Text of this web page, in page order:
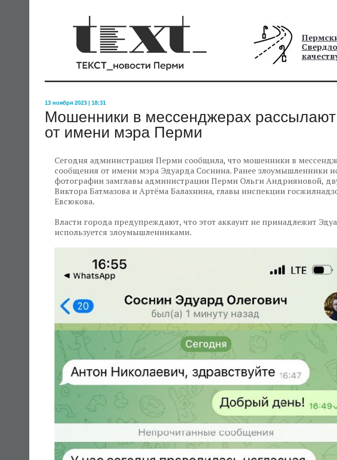
13 ноября 2023 | 18:31
Мошенники в мессенджерах
от имени мэра Перми
Сегодня администрация Перми сообщила, что мошенники в
сообщения от имени мэра Эдуарда Соснина. Ранее злоумышленники
фотографии замглавы администрации Перми Ольги Андрияновой,
Виктора Батмазова и Артёма Балахнина, главы инспекции
Евсюкова.
Власти города предупреждают, что этот аккаунт не принадлежит
используется злоумышленниками.